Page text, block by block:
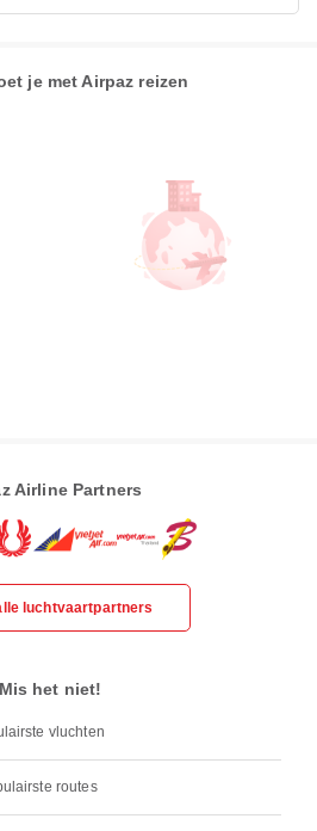
je met Airpaz reizen
Airline Partners
luchtvaartpartners
Mis het niet!
vluchten
routes